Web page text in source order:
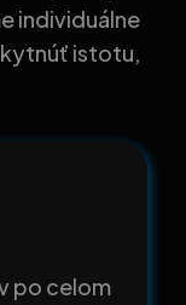
individuálne
istotu,
po celom